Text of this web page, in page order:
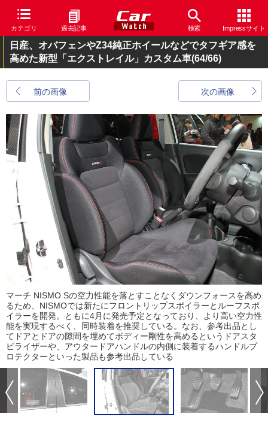
カテゴリ 過去記事 検索 Impressサイト
日産、オバフェンやZ34純正ホイールなどでタフギア感を
高めた新型「エクストレイル」カスタム車(64/66)
前の画像 次の画像
マーチ NISMO Sの空力性能を落とすことなくダウンフォースを高め
るため、NISMOでは新たにフロントリップスポイラーとルーフスポ
イラーを開発。ともに4月に発売予定となっており、より高い空力性
能を実現するべく、同時装着を推奨している。なお、参考出品とし
てドアとドアの隙間を埋めてボディー剛性を高めるというドアスタ
ビライザーや、アウタードアハンドルの内側に装着するハンドルプ
ロテクターといった製品も参考出品している